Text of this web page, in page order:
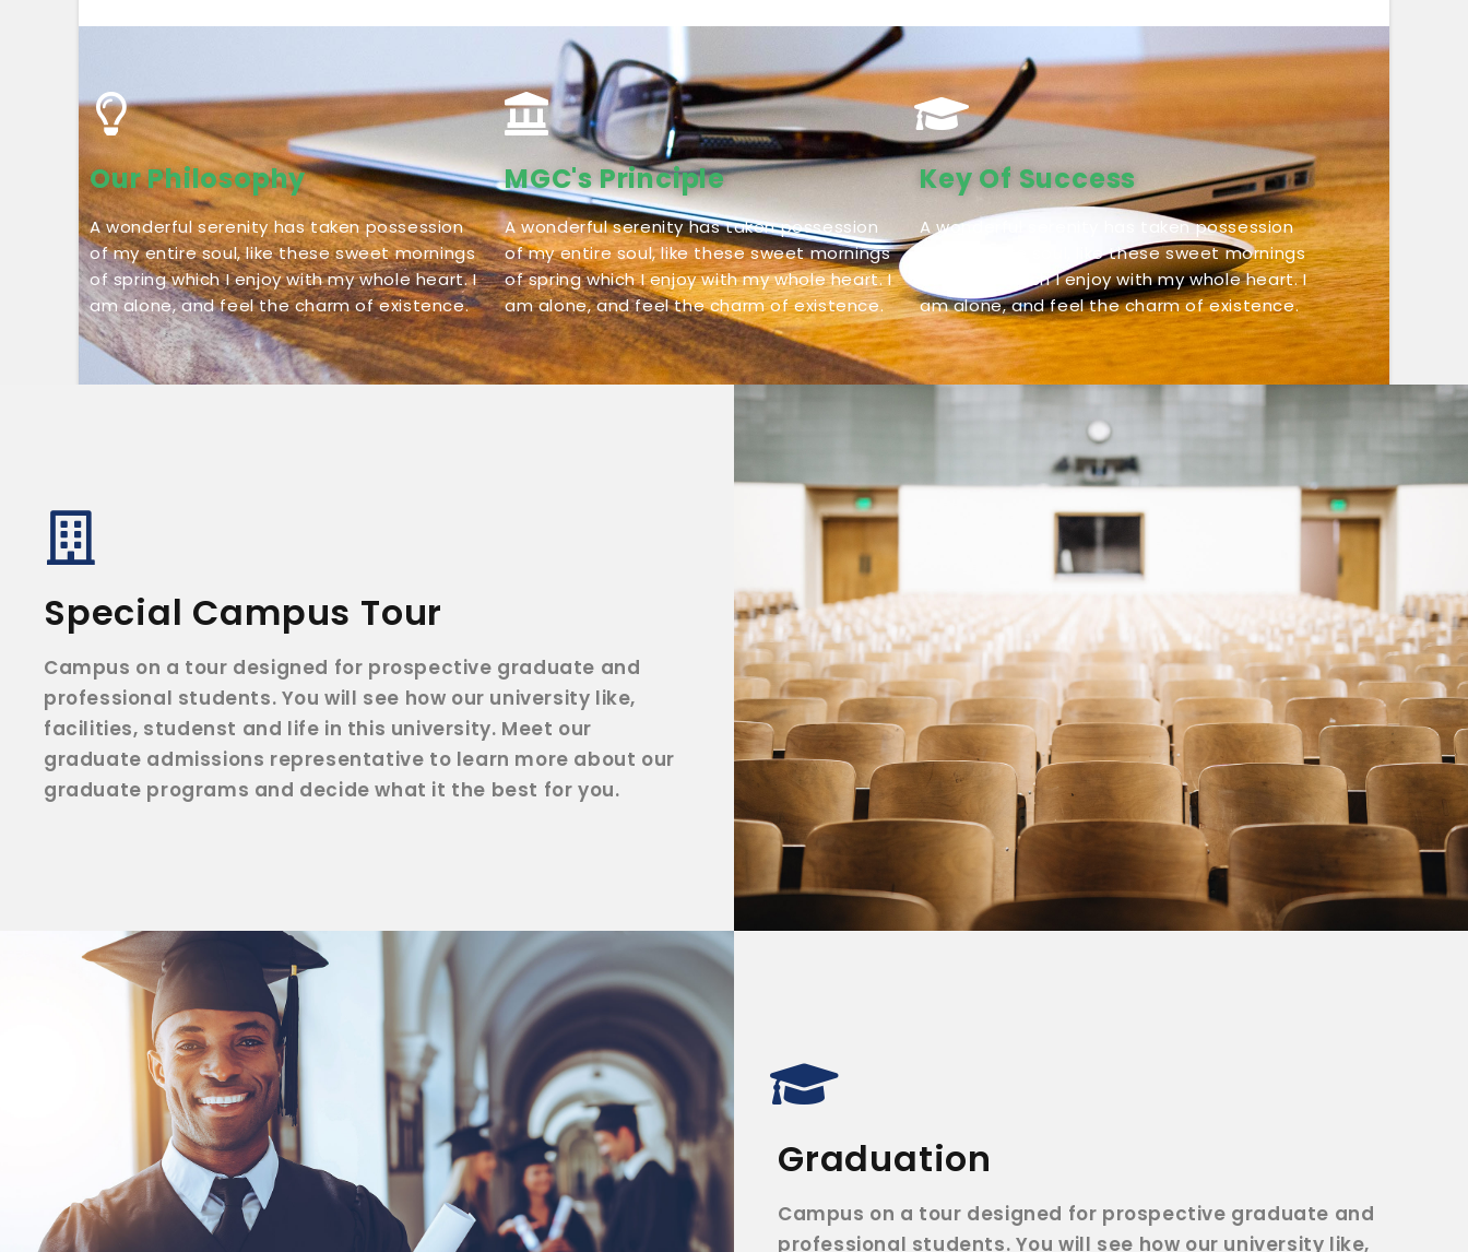
Our Philosophy
A wonderful serenity has taken possession
of my entire soul, like these sweet mornings
of spring which I enjoy with my whole heart. I
am alone, and feel the charm of existence.
MGC's Principle
A wonderful serenity has taken possession
of my entire soul, like these sweet mornings
of spring which I enjoy with my whole heart. I
am alone, and feel the charm of existence.
Key Of Success
A wonderful serenity has taken possession
of my entire soul, like these sweet mornings
of spring which I enjoy with my whole heart. I
am alone, and feel the charm of existence.
Special Campus Tour
Campus on a tour designed for prospective graduate and
professional students. You will see how our university like,
facilities, studenst and life in this university. Meet our
graduate admissions representative to learn more about our
graduate programs and decide what it the best for you.
Graduation
Campus on a tour designed for prospective graduate and
professional students. You will see how our university like,